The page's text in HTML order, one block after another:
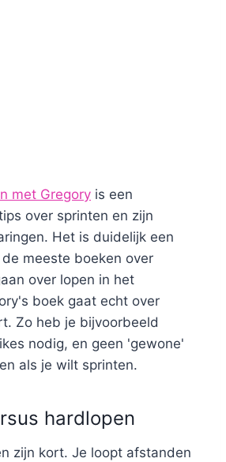
met Gregory is een
over sprinten en zijn
Het is duidelijk een
meeste boeken over
over lopen in het
boek gaat echt over
Zo heb je bijvoorbeeld
nodig, en geen 'gewone'
als je wilt sprinten.
hardlopen
zijn kort. Je loopt afstanden